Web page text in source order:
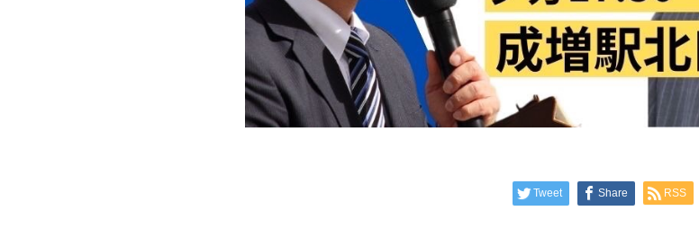
Tweet Share RSS